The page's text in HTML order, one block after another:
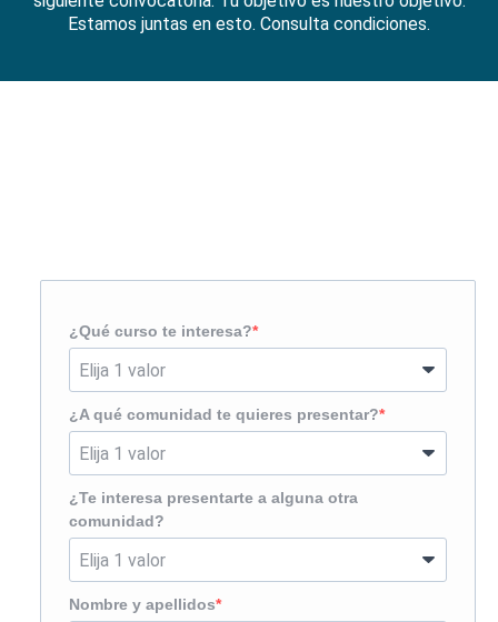
Estamos juntas en esto. Consulta condiciones.
¿Qué curso te interesa?
¿A qué comunidad te quieres presentar?
¿Te interesa presentarte a alguna otra
comunidad?
Nombre y apellidos